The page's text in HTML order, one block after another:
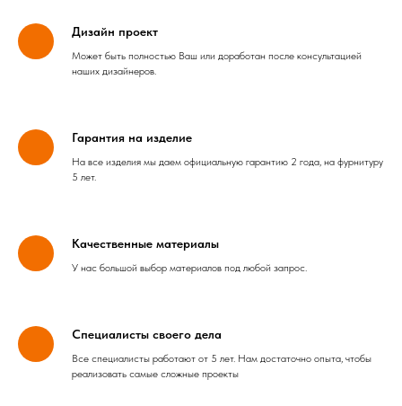
Дизайн проект
Может быть полностью Ваш или доработан после консультацией
наших дизайнеров.
Гарантия на изделие
На все изделия мы даем официальную гарантию 2 года, на фурнитуру
5 лет.
Качественные материалы
У нас большой выбор материалов под любой запрос.
Специалисты своего дела
Все специалисты работают от 5 лет. Нам достаточно опыта, чтобы
реализовать самые сложные проекты